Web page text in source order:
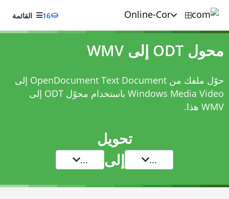
16 القائمة
محول ODT إلى WMV
حوّل ملفك من OpenDocument Text Document إلى
Windows Media Video باستخدام
محوّل ODT إلى
WMVهذا.
تحويل
... إلى ...